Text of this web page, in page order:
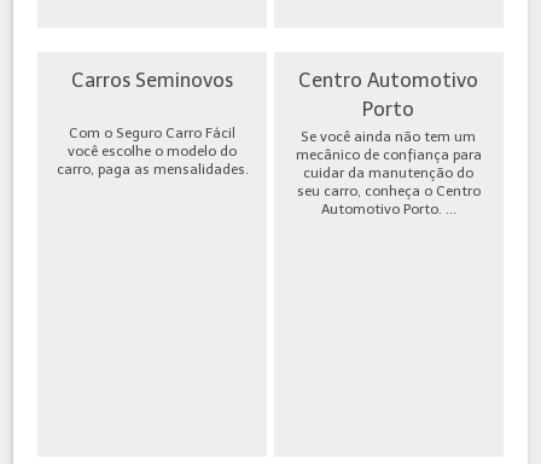
Carros Seminovos
Com o Seguro Carro Fácil
você escolhe o modelo do
carro, paga as mensalidades.
Centro Automotivo
Porto
Se você ainda não tem um
mecânico de confiança para
cuidar da manutenção do
seu carro, conheça o Centro
Automotivo Porto. ...